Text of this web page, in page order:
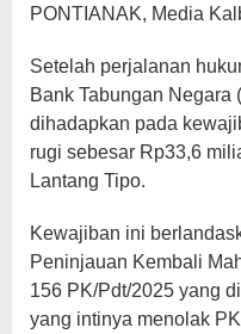
PONTIANAK, Media
Setelah perjalanan
Bank Tabungan
dihadapkan pada
rugi sebesar Rp33,6
Lantang Tipo.
Kewajiban ini
Peninjauan Kembali
156 PK/Pdt/2025 yang
yang intinya menolak